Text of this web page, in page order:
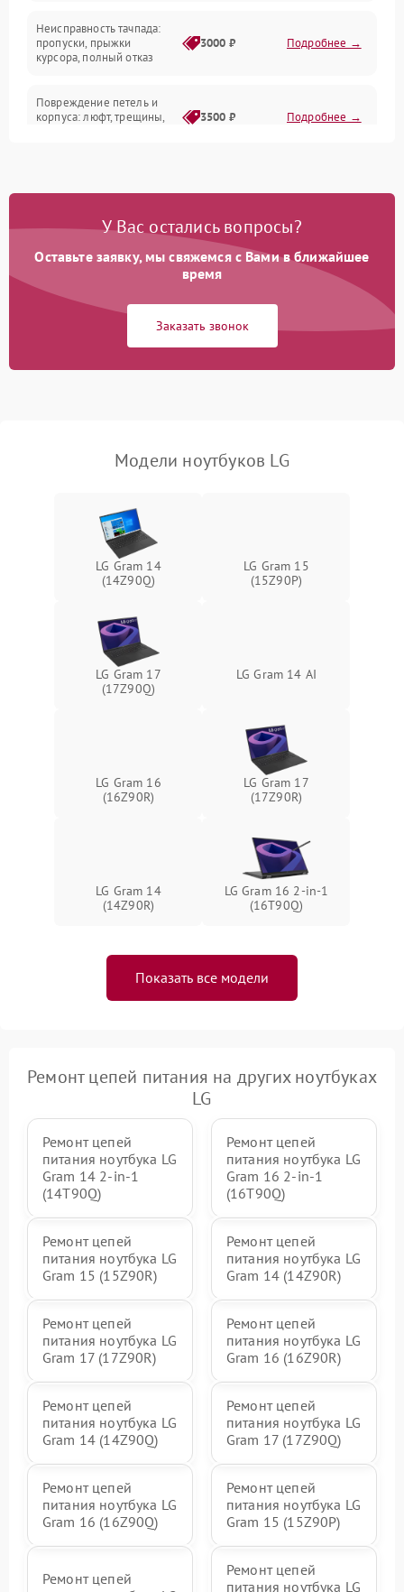
Сеть и интернет
Неисправность тачпада:
пропуски, прыжки
курсора, полный отказ
3000 ₽ Подробнее →
Повреждение петель и
корпуса: люфт, трещины,
3500 ₽ Подробнее →
быстрая разрядка,
2500 ₽ Подробнее →
Неисправность зарядного
питания
2000 ₽ Подробнее →
неисправности кулера
пропадание диска
оперативной памяти:
вылеты приложений,
синие экраны
Проблемы Wi‑Fi или
У Вас остались вопросы?
Оставьте заявку, мы свяжемся с Вами в ближайшее
время
Заказать звонок
Модели ноутбуков LG
LG Gram 14
(14Z90Q)
LG Gram 15
(15Z90P)
LG Gram 17
(17Z90Q)
LG Gram 14 AI
LG Gram 16
(16Z90R)
LG Gram 17
(17Z90R)
LG Gram 14
(14Z90R)
LG Gram 16 2-in-1
(16T90Q)
Показать все модели
Ремонт цепей питания на других ноутбуках
LG
Ремонт цепей
питания ноутбука LG
Gram 14 2-in-1
(14T90Q)
Ремонт цепей
питания ноутбука LG
Gram 16 2-in-1
(16T90Q)
Ремонт цепей
питания ноутбука LG
Gram 15 (15Z90R)
Ремонт цепей
питания ноутбука LG
Gram 14 (14Z90R)
Ремонт цепей
питания ноутбука LG
Gram 17 (17Z90R)
Ремонт цепей
питания ноутбука LG
Gram 16 (16Z90R)
Ремонт цепей
питания ноутбука LG
Gram 14 (14Z90Q)
Ремонт цепей
питания ноутбука LG
Gram 17 (17Z90Q)
Ремонт цепей
питания ноутбука LG
Gram 16 (16Z90Q)
Ремонт цепей
питания ноутбука LG
Gram 15 (15Z90P)
Ремонт цепей
Ремонт цепей
питания ноутбука LG